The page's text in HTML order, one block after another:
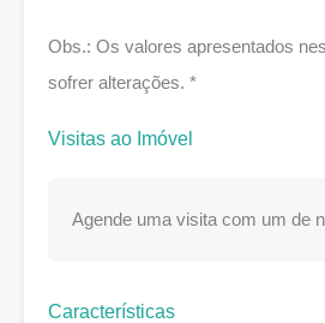
Obs.: Os valores apresentados
sofrer alterações. *
Visitas ao Imóvel
Agende uma visita com um de
Características